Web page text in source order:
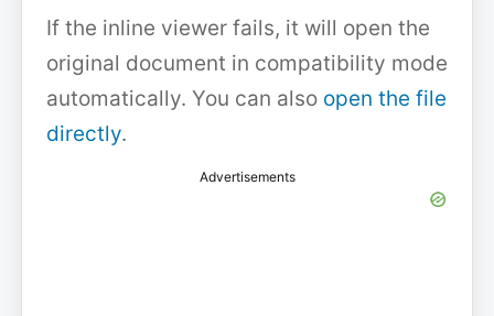
If the inline viewer fails, it will open the
original document in compatibility mode
automatically. You can also open the file
directly.
Advertisements